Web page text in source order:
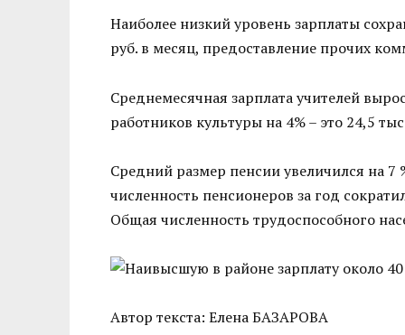
Наиболее низкий уровень зарплаты
руб. в месяц, предоставление прочих
Среднемесячная зарплата учителей
работников культуры на 4% – это 24,5
Средний размер пенсии увеличился на 7
численность пенсионеров за год
Общая численность трудоспособного
Автор текста: Елена БАЗАРОВА